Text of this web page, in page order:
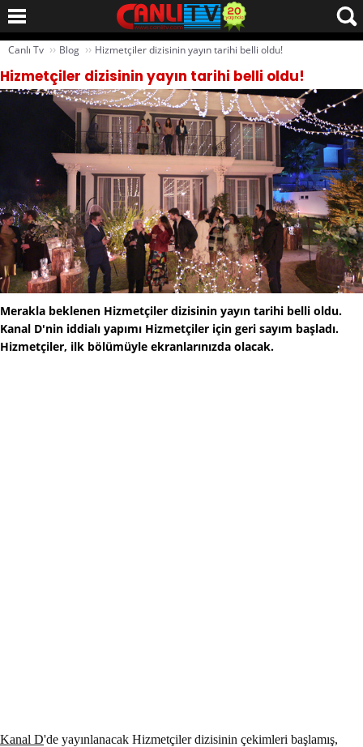
Canlı Tv ›› Blog ›› Hizmetçiler dizisinin yayın tarihi belli oldu!
Hizmetçiler dizisinin yayın tarihi belli oldu!
Merakla beklenen Hizmetçiler dizisinin yayın tarihi belli oldu.
Kanal D'nin iddialı yapımı Hizmetçiler için geri sayım başladı.
Hizmetçiler, ilk bölümüyle ekranlarınızda olacak.
Kanal D'de yayınlanacak Hizmetçiler dizisinin çekimleri başlamış,